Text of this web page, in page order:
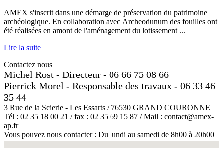
AMEX s'inscrit dans une démarge de préservation du patrimoine
archéologique. En collaboration avec Archeodunum des fouilles ont
été réalisées en amont de l'aménagement du lotissement ...
Lire la suite
Contactez nous
Michel Rost - Directeur - 06 66 75 08 66
Pierrick Morel - Responsable des travaux - 06 33 46
35 44
3 Rue de la Scierie - Les Essarts / 76530 GRAND COURONNE
Tél : 02 35 18 00 21 / fax : 02 35 69 15 87 / Mail : contact@amex-
ap.fr
Vous pouvez nous contacter : Du lundi au samedi de 8h00 à 20h00